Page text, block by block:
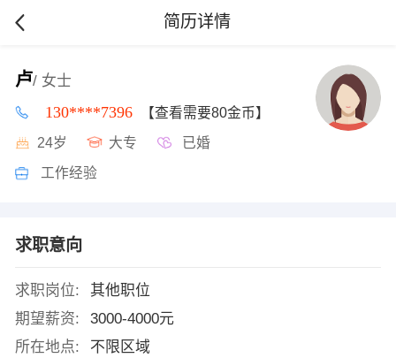
简历详情
卢/ 女士
130****7396 【查看需要80金币】
24岁 大专 已婚
工作经验
求职意向
求职岗位:
其他职位
期望薪资:
3000-4000元
所在地点:
不限区域